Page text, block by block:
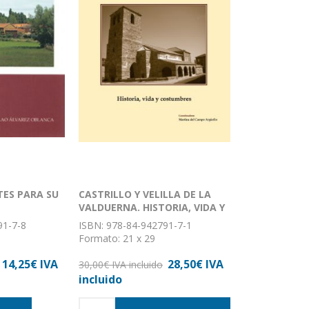
PARA SU
7-8
14,25€ IVA
CASTRILLO Y VELILLA DE LA
VALDUERNA. HISTORIA, VIDA Y
COSTUMBRES
ISBN: 978-84-942791-7-1
Formato: 21 x 29
30,00€ IVA incluido 28,50€ IVA
incluido